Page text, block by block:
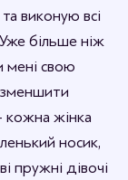
виконую всі
більше ніж
мені свою
зменшити
кожна жінка
носик,
пружні дівочі